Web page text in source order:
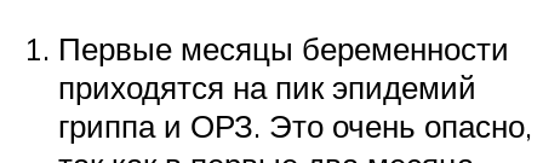
Первые месяцы беременности
приходятся на пик эпидемий
гриппа и ОРЗ. Это очень опасно,